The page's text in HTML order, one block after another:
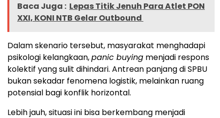
Baca Juga : Lepas Titik Jenuh Para Atlet PON
XXI, KONI NTB Gelar Outbound
Dalam skenario tersebut, masyarakat menghadapi
psikologi kelangkaan,panic buying menjadi respons
kolektif yang sulit dihindari. Antrean panjang di SPBU
bukan sekadar fenomena logistik, melainkan ruang
potensial bagi konflik horizontal.
Lebih jauh, situasi ini bisa berkembang menjadi